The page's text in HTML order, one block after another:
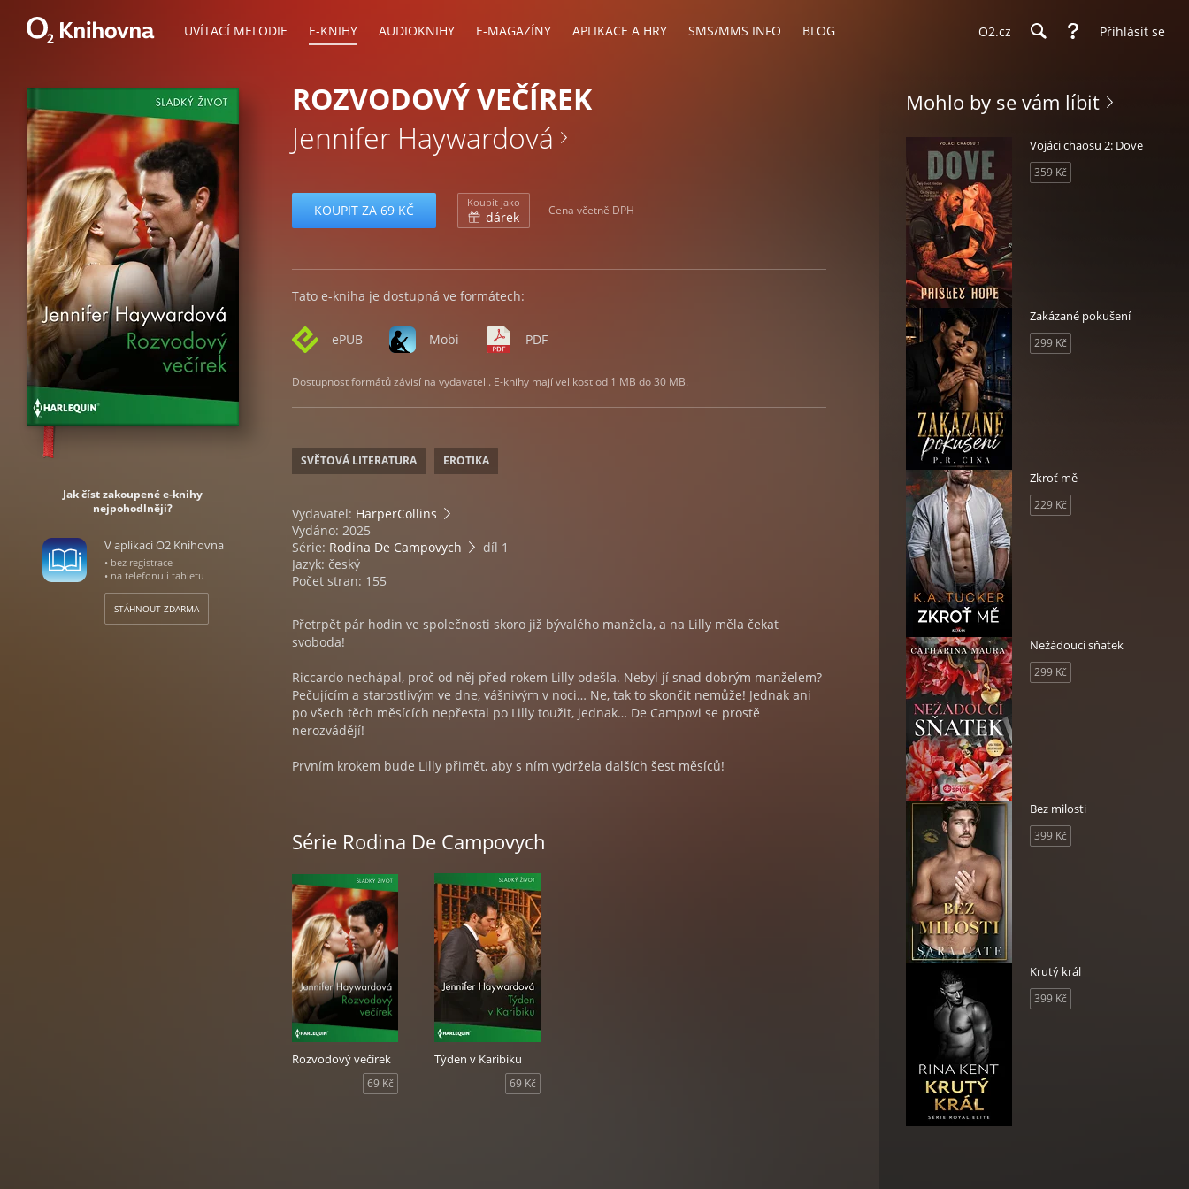
UVÍTACÍ MELODIE E-KNIHY AUDIOKNIHY E-MAGAZÍNY APLIKACE A HRY SMS/MMS INFO BLOG O2.cz Přihlásit se
Jak číst zakoupené e-knihy
nejpohodlněji?
V aplikaci O2 Knihovna
• bez registrace
• na telefonu i tabletu
STÁHNOUT ZDARMA
ROZVODOVÝ VEČÍREK
Jennifer Haywardová
KOUPIT ZA 69 KČ Koupit jako
dárek Cena včetně DPH
Tato e-kniha je dostupná ve formátech:
ePUB Mobi PDF
Dostupnost formátů závisí na vydavateli. E-knihy mají velikost od 1 MB do 30 MB.
SVĚTOVÁ LITERATURA EROTIKA
Vydavatel: HarperCollins
Vydáno: 2025
Série: Rodina De Campovych
díl 1
Jazyk: český
Počet stran: 155
Přetrpět pár hodin ve společnosti skoro již bývalého manžela, a na Lilly měla čekat
svoboda!
Riccardo nechápal, proč od něj před rokem Lilly odešla. Nebyl jí snad dobrým manželem?
Pečujícím a starostlivým ve dne, vášnivým v noci… Ne, tak to skončit nemůže! Jednak ani
po všech těch měsících nepřestal po Lilly toužit, jednak… De Campovi se prostě
nerozvádějí!
Prvním krokem bude Lilly přimět, aby s ním vydržela dalších šest měsíců!
Série Rodina De Campovych
Rozvodový večírek
69 Kč
Týden v Karibiku
69 Kč
Mohlo by se vám líbit
Vojáci chaosu 2: Dove
359 Kč
Zakázané pokušení
299 Kč
Zkroť mě
229 Kč
Nežádoucí sňatek
299 Kč
Bez milosti
399 Kč
Krutý král
399 Kč